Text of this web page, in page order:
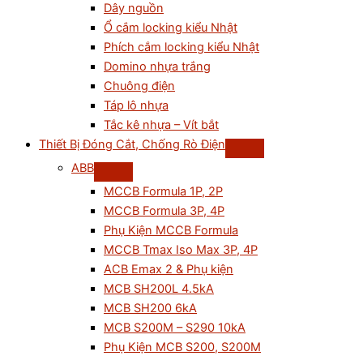
Dây nguồn
Ổ cắm locking kiểu Nhật
Phích cắm locking kiểu Nhật
Domino nhựa trắng
Chuông điện
Táp lô nhựa
Tắc kê nhựa – Vít bắt
Thiết Bị Đóng Cắt, Chống Rò Điện
ABB
MCCB Formula 1P, 2P
MCCB Formula 3P, 4P
Phụ Kiện MCCB Formula
MCCB Tmax Iso Max 3P, 4P
ACB Emax 2 & Phụ kiện
MCB SH200L 4.5kA
MCB SH200 6kA
MCB S200M – S290 10kA
Phụ Kiện MCB S200, S200M